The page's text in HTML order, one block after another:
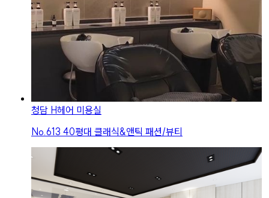
청담 H헤어 미용실
No.613 40평대 클래식&앤틱 패션/뷰티